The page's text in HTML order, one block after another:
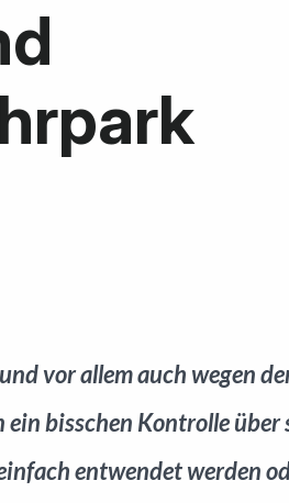
vor allem auch wegen
bisschen Kontrolle über
entwendet werden